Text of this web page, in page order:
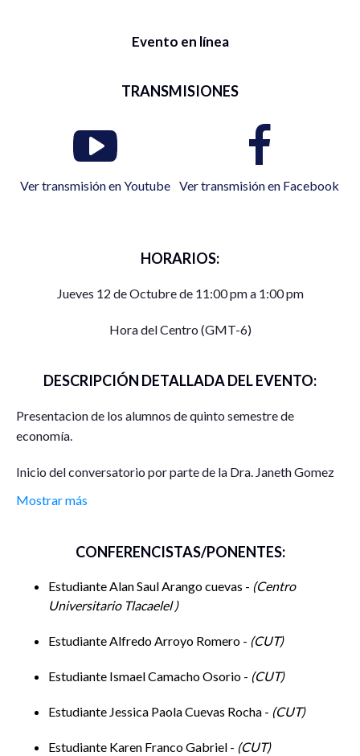
Evento en línea
TRANSMISIONES
Ver transmisión en Youtube Ver transmisión en Facebook
HORARIOS:
Jueves 12 de Octubre de 11:00 pm a 1:00 pm
Hora del Centro (GMT-6)
DESCRIPCIÓN DETALLADA DEL EVENTO:
Presentacion de los alumnos de quinto semestre de
economía.
Inicio del conversatorio por parte de la Dra. Janeth Gomez
participante, dando oportunidad de réplica por hasta
una vez concluida la primera ronda , se hará un
ronda , la réplica se puede dar en cualquier momento,
conclusión del conversatorio y se finaliza.
Mostrar más
CONFERENCISTAS/PONENTES:
Estudiante Alan Saul Arango cuevas - Centro
Universitario Tlacaelel
Estudiante Alfredo Arroyo Romero - CUT
Estudiante Ismael Camacho Osorio - CUT
Estudiante Jessica Paola Cuevas Rocha - CUT
Estudiante Karen Franco Gabriel - CUT